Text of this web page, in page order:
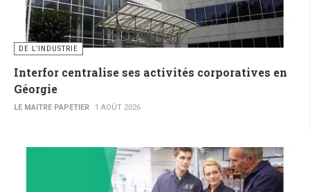
DE L’INDUSTRIE
Interfor centralise ses activités corporatives en
Géorgie
LE MAITRE PAPETIER 1 AOÛT 2026